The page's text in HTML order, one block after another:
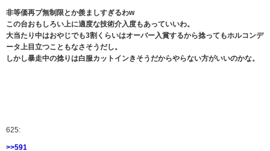
非等価再プ無制限とか羨ましすぎるわw
この台おもしろい上に適度な技術介入度もあっていいわ。
大当たり中はおやじでも3割くらいはオーバー入賞するから捻ってもホルコンデ
ータ上目立つこともなさそうだし。
しかし暴走中の捻りは白服カットインきそうだからやらない方がいいのかな。
625:
>>591